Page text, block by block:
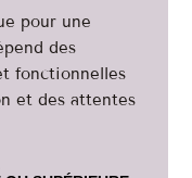
pour une
des
fonctionnelles
et des attentes